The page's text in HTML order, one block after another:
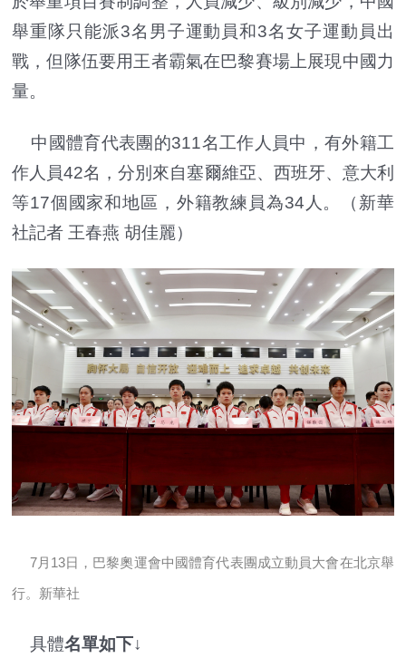
舉重隊只能派3名男子運動員和3名女子運動員出
戰，但隊伍要用王者霸氣在巴黎賽場上展現中國力
量。
中國體育代表團的311名工作人員中，有外籍工
作人員42名，分別來自塞爾維亞、西班牙、意大利
等17個國家和地區，外籍教練員為34人。（新華
社記者 王春燕 胡佳麗）
7月13日，巴黎奧運會中國體育代表團成立動員大會在北京舉
行。新華社
具體名單如下↓